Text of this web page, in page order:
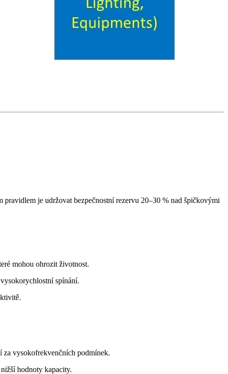
pravidlem je udržovat bezpečnostní rezervu 20–30 % nad špičkovými
mohou ohrozit životnost.
spínání.
vysokofrekvenčních podmínek.
hodnoty kapacity.